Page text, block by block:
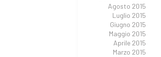
Agosto 2015
Luglio 2015
Giugno 2015
Maggio 2015
Aprile 2015
Marzo 2015